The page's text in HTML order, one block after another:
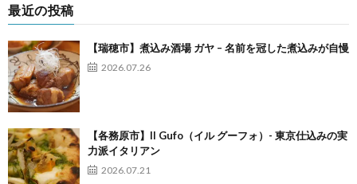
最近の投稿
【瑞穂市】煮込み酒場 ガヤ – 名前を冠した煮込みが自慢
2026.07.26
【各務原市】Il Gufo（イル グーフォ）- 東京仕込みの実
力派イタリアン
2026.07.21